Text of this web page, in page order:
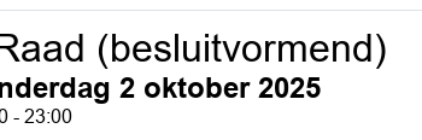
(besluitvormend)
2 oktober 2025
- 23:00